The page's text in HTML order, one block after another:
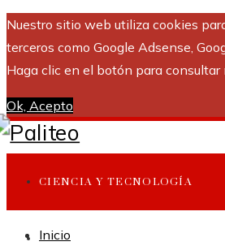
Nuestro sitio web utiliza cookies
terceros como Google Adsense,
Haga clic en el botón para
Ok, Acepto
CIENCIA Y TECNOLOGÍA
INVERSIONES Y NEGOCIOS
Inicio